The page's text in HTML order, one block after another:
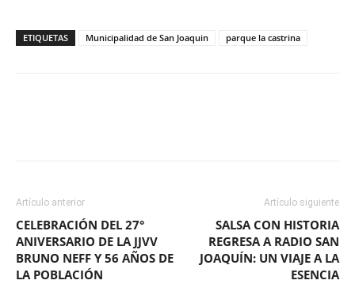
ETIQUETAS Municipalidad de San Joaquin parque la castrina
Artículo anterior
CELEBRACIÓN DEL 27°
ANIVERSARIO DE LA JJVV
BRUNO NEFF Y 56 AÑOS DE
LA POBLACIÓN
Artículo siguiente
SALSA CON HISTORIA
REGRESA A RADIO SAN
JOAQUÍN: UN VIAJE A LA
ESENCIA